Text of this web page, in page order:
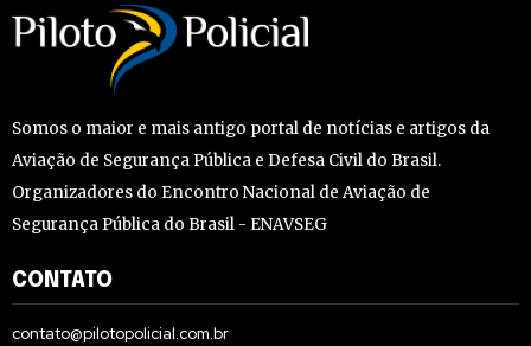
Somos o maior e mais antigo portal de notícias e artigos da
Aviação de Segurança Pública e Defesa Civil do Brasil.
Organizadores do Encontro Nacional de Aviação de
Segurança Pública do Brasil - ENAVSEG
CONTATO
contato@pilotopolicial.com.br